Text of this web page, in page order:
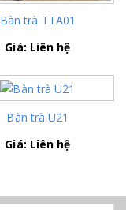
Bàn trà TTA01
Giá: Liên hệ
Bàn trà U21
Giá: Liên hệ